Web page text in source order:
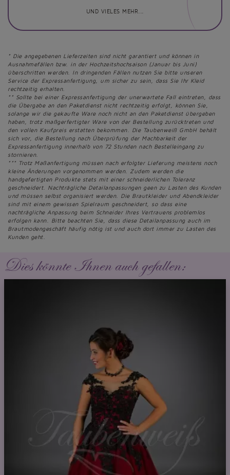
UND VIELES MEHR...
* Die angegebenen Lieferzeiten sind nicht garantiert und können in
Ausnahmefällen bzw. in der Hochzeitshochsaison (Januar bis Juni)
überschritten werden. In dringenden Fällen nutzen Sie bitte unseren
Service der Expressanfertigung, um sicher zu sein, dass Sie Ihr Kleid
rechtzeitig erhalten.
** Sollte bei einer Expressanfertigung der unerwartete Fall eintreten, dass
die Übergabe an den Paketdienst nicht rechtzeitig erfolgt, können Sie,
solange wir die gekaufte Ware noch nicht an den Paketdienst übergeben
haben, trotz maßgerfertigter Ware von der Bestellung zurücktreten und
den vollen Kaufpreis erstatten bekommen. Die Taubenweiß GmbH behält
sich vor, die Bestellung nach Überprüfung der Machbarkeit der
Expressanfertigung innerhalb von 72 Stunden nach Bestelleingang zu
stornieren.
*** Trotz Maßanfertigung müssen nach erfolgter Lieferung meistens noch
kleine Änderungen vorgenommen werden. Zudem werden die
handgefertigten Produkte stets mit einer schneiderlichen Toleranz
geschneidert. Nachträgliche Detailanpassungen geen zu Lasten des Kunden
und müssen selbst organisiert werden. Die Brautkleider und Abendkleider
sind mit einem gewissen Spielraum geschneidert, so dass eine
nachträgliche Anpassung beim Schneider Ihres Vertrauens problemlos
erfolgen kann. Bitte beachten Sie, dass diese Detailanpassung auch im
Brautmodengeschäft häufig nötig ist und auch dort immer zu Lasten des
Kunden geht.
Dies könnte Ihnen auch gefallen: